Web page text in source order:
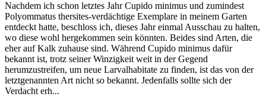
Nachdem ich schon letztes Jahr Cupido minimus und zumindest
Polyommatus thersites-verdächtige Exemplare in meinem Garten
entdeckt hatte, beschloss ich, dieses Jahr einmal Ausschau zu halten,
wo diese wohl hergekommen sein könnten. Beides sind Arten, die
eher auf Kalk zuhause sind. Während Cupido minimus dafür
bekannt ist, trotz seiner Winzigkeit weit in der Gegend
herumzustreifen, um neue Larvalhabitate zu finden, ist das von der
letztgenannten Art nicht so bekannt. Jedenfalls sollte sich der
Verdacht erh...